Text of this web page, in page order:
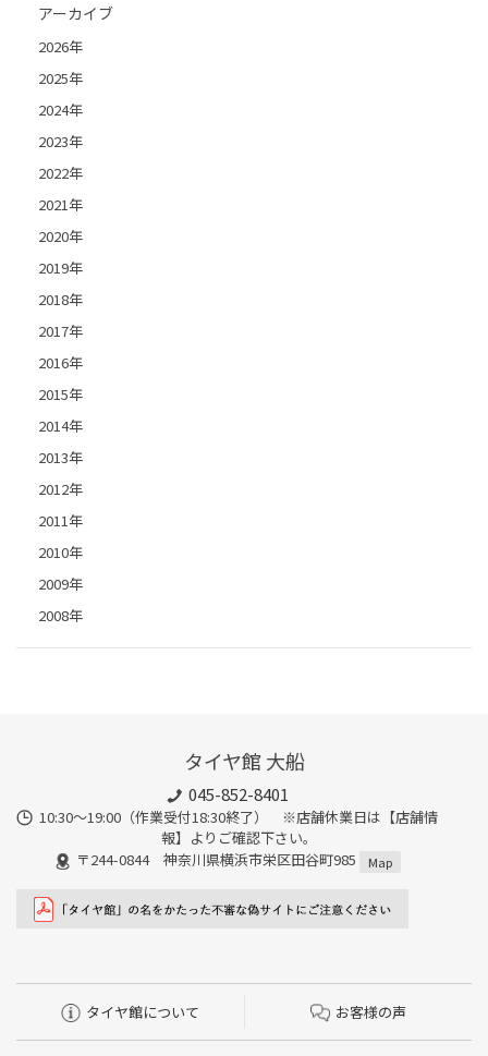
アーカイブ
2026年
2025年
2024年
2023年
2022年
2021年
2020年
2019年
2018年
2017年
2016年
2015年
2014年
2013年
2012年
2011年
2010年
2009年
2008年
タイヤ館 大船
045-852-8401
10:30～19:00（作業受付18:30終了） ※店舗休業日は【店舗情
報】よりご確認下さい。
〒244-0844 神奈川県横浜市栄区田谷町985
Map
タイヤ館について お客様の声